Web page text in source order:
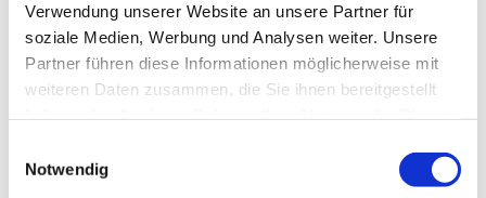
Verwendung unserer Website an unsere Partner für
soziale Medien, Werbung und Analysen weiter. Unsere
Partner führen diese Informationen möglicherweise mit
weiteren Daten zusammen, die Sie ihnen bereitgestellt
Notwendig
Auf der Seite der Ev. Kirche von Westfalen finden Sie den
Kollektenaufruf für den jeweiligen Sonntag.
Kollekte Online